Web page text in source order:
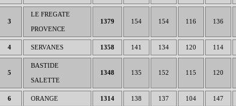
3
LE FREGATE
PROVENCE
1379 154 154 116 136
4 SERVANES 1358 141 134 120 114
5
BASTIDE
SALETTE
1348 135 152 115 120
6 ORANGE 1314 138 137 104 147